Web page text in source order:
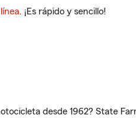
. ¡Es rápido y sencillo!
desde 1962? State